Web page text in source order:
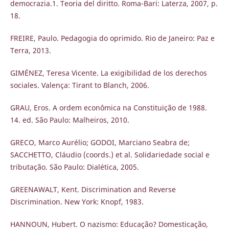
democrazia.1. Teoria del diritto. Roma-Bari: Laterza, 2007, p.
18.
FREIRE, Paulo. Pedagogia do oprimido. Rio de Janeiro: Paz e
Terra, 2013.
GIMÉNEZ, Teresa Vicente. La exigibilidad de los derechos
sociales. Valença: Tirant to Blanch, 2006.
GRAU, Eros. A ordem econômica na Constituição de 1988.
14. ed. São Paulo: Malheiros, 2010.
GRECO, Marco Aurélio; GODOI, Marciano Seabra de;
SACCHETTO, Cláudio (coords.) et al. Solidariedade social e
tributação. São Paulo: Dialética, 2005.
GREENAWALT, Kent. Discrimination and Reverse
Discrimination. New York: Knopf, 1983.
HANNOUN, Hubert. O nazismo: Educação? Domesticação,